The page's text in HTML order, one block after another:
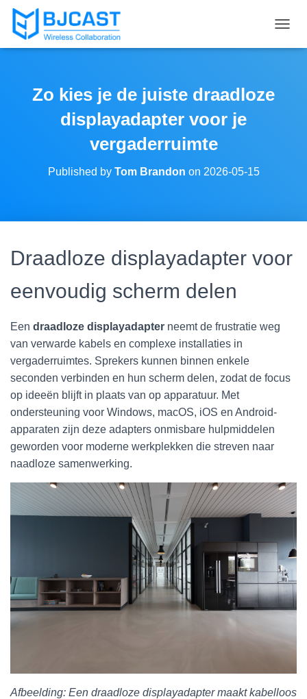
O
Zo kies je de juiste draadloze
displayadapter voor je
vergaderruimte
Published by Tom Brandon on 2026-05-15
Draadloze displayadapter voor
eenvoudig scherm delen
Een draadloze displayadapter neemt de frustratie weg
van verwarde kabels en complexe installaties in
vergaderruimtes. Sprekers kunnen binnen enkele
seconden verbinden en hun scherm delen, zodat de focus
op ideeën blijft in plaats van op apparatuur. Met
ondersteuning voor Windows, macOS, iOS en Android-
apparaten zijn deze adapters onmisbare hulpmiddelen
geworden voor moderne werkplekken die streven naar
naadloze samenwerking.
Afbeelding: Een draadloze displayadapter maakt kabelloos